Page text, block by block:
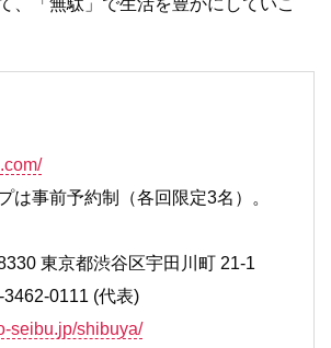
は事前予約制（各回限定3名）。
東京都渋谷区宇田川町 21-1
3462-0111 (代表)
seibu.jp/shibuya/